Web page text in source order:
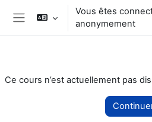
Passer au contenu principal
Panneau latéral
Vous êtes
anonymement
Ce cours n’est actuellement pas